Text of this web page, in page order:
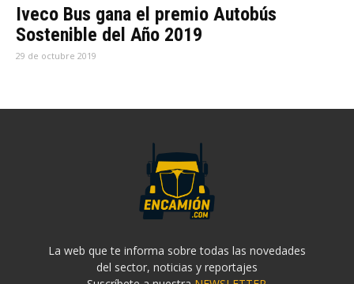
Iveco Bus gana el premio Autobús
Sostenible del Año 2019
29 de octubre 2019
La web que te informa sobre todas las novedades
del sector, noticias y reportajes